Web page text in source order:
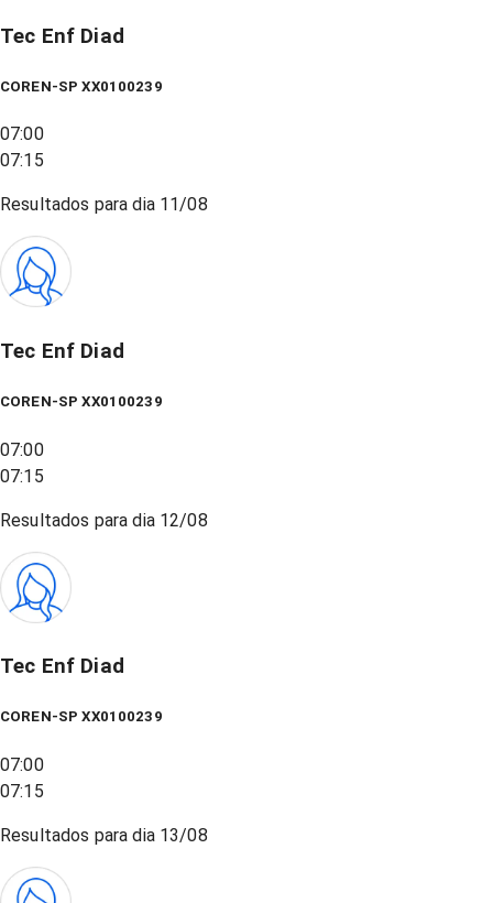
Tec Enf Diad
COREN-SP XX0100239
07:00
07:15
Resultados para dia 11/08
Tec Enf Diad
COREN-SP XX0100239
07:00
07:15
Resultados para dia 12/08
Tec Enf Diad
COREN-SP XX0100239
07:00
07:15
Resultados para dia 13/08